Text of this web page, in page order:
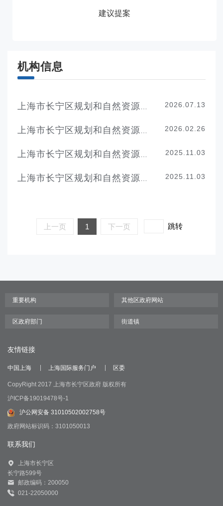
建议提案
机构信息
2026.07.13
2026.02.26
2025.11.03
2025.11.03
上一页 1 下一页 跳转
友情链接
中国上海 上海国际服务门户 区委
CopyRight 2017 上海市长宁区政府 版权所有
沪ICP备19019478号-1
沪公网安备 31010502002758号
政府网站标识码：3101050013
联系我们
上海市长宁区
长宁路599号
邮政编码：200050
021-22050000